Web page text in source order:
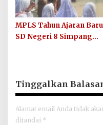
MPLS Tahun Ajaran
SD Negeri 8 Simpang
Tinggalkan
Alamat email Anda tidak
ditandai *